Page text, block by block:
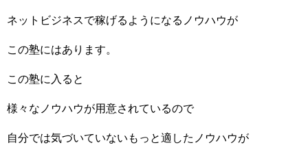
ネットビジネスで稼げるようになるノウハウが
この塾にはあります。
この塾に入ると
様々なノウハウが用意されているので
自分では気づいていないもっと適したノウハウが